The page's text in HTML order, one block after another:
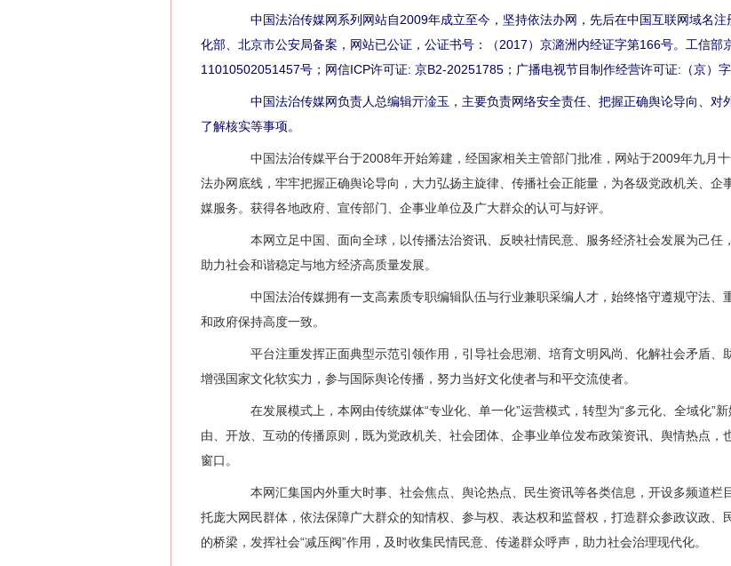
中国法治传媒网系列网站自2009年成立至今，坚持依法办网，先后在中国互联网域名注
化部、北京市公安局备案，网站已公证，公证书号：（2017）京潞洲内经证字第166号。工信
11010502051457号；网信ICP许可证: 京B2-20251785；广播电视节目制作经营许可证:（京）字
中国法治传媒网负责人总编辑亓淦玉，主要负责网络安全责任、把握正确舆论导向、对
了解核实等事项。
中国法治传媒平台于2008年开始筹建，经国家相关主管部门批准，网站于2009年九月
法办网底线，牢牢把握正确舆论导向，大力弘扬主旋律、传播社会正能量，为各级党政机关、
媒服务。获得各地政府、宣传部门、企事业单位及广大群众的认可与好评。
本网立足中国、面向全球，以传播法治资讯、反映社情民意、服务经济社会发展为己任
助力社会和谐稳定与地方经济高质量发展。
中国法治传媒拥有一支高素质专职编辑队伍与行业兼职采编人才，始终恪守遵规守法、
和政府保持高度一致。
平台注重发挥正面典型示范引领作用，引导社会思潮、培育文明风尚、化解社会矛盾、
增强国家文化软实力，参与国际舆论传播，努力当好文化使者与和平交流使者。
在发展模式上，本网由传统媒体“专业化、单一化”运营模式，转型为“多元化、全域化”
由、开放、互动的传播原则，既为党政机关、社会团体、企事业单位发布政策资讯、舆情热点
窗口。
本网汇集国内外重大时事、社会焦点、舆论热点、民生资讯等各类信息，开设多频道栏
托庞大网民群体，依法保障广大群众的知情权、参与权、表达权和监督权，打造群众参政议政、
的桥梁，发挥社会“减压阀”作用，及时收集民情民意、传递群众呼声，助力社会治理现代化。